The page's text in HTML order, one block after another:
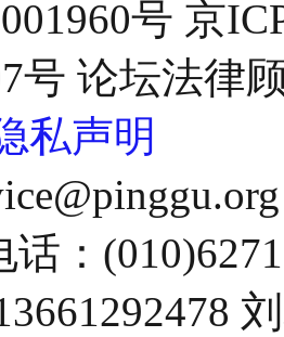
号 京
号 论坛法律
私声明
话：